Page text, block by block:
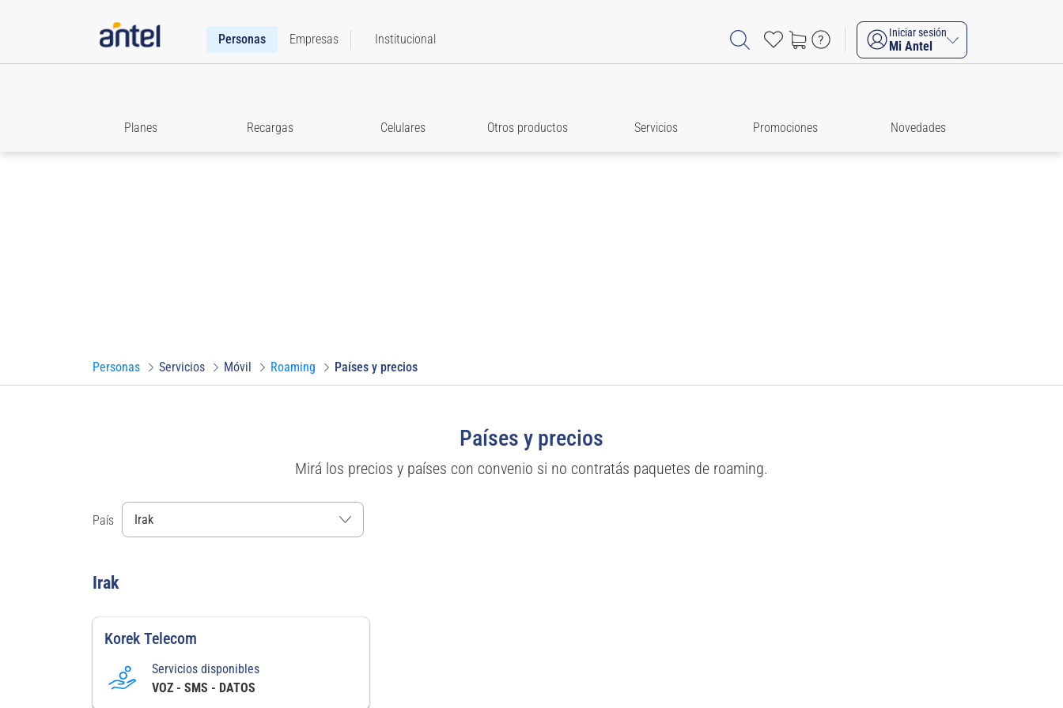
Personas Empresas Institucional Iniciar sesión
Mi Antel
Planes Recargas Celulares Otros productos Servicios Promociones Novedades
Personas Servicios Móvil Roaming Países y precios
Países y precios
Mirá los precios y países con convenio si no contratás paquetes de roaming.
País
Irak
Korek Telecom
Servicios disponibles
VOZ - SMS - DATOS